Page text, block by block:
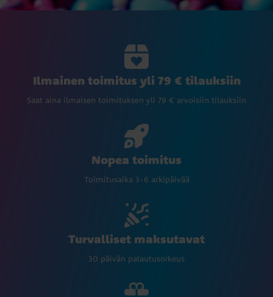
Ilmainen toimitus yli 79 € tilauksiin
Saat aina ilmaisen toimituksen yli 79 € arvoisiin tilauksiin
Nopea toimitus
Toimitusaika 3-6 arkipäivää
Turvalliset maksutavat
30 päivän palautusoikeus